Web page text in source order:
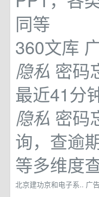
同等
360文库
隐私 密码
最近41分
隐私 密码
询，查逾
等多维度
北京建功京和电子系.. 广